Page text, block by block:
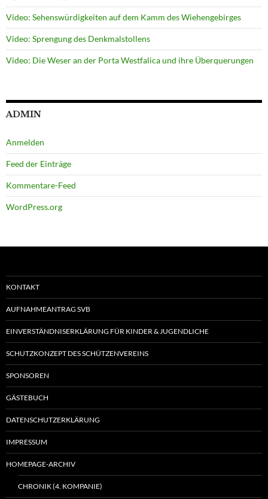
Video: Sehenswürdigkeiten auf dem Kamm des Wiehengebirges
Video: Sprengung des Denkmalstollens
Video: Die Weser an der Porta Westfalica und ihre Überquerungen
ADMIN
Anmelden
Feed der Einträge
Kommentare-Feed
WordPress.org
KONTAKT
AUFNAHMEANTRAG SVB
EINVERSTÄNDNISERKLÄRUNG FÜR KINDER & JUGENDLICHE
SCHUTZKONZEPT DES SCHÜTZENVEREINS
SPONSOREN
GÄSTEBUCH
DATENSCHUTZERKLÄRUNG
IMPRESSUM
HOMEPAGE-ARCHIV
CHRONIK (4. KOMPANIE)